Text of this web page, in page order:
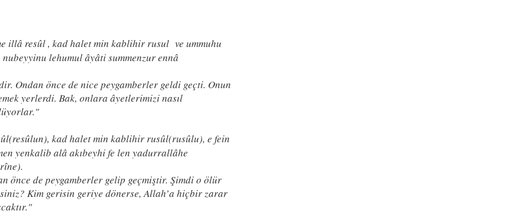
illâ resûl , kad halet min kablihir rusul ve ummuhu
lehumul âyâti summenzur ennâ
Ondan önce de nice peygamberler geldi geçti. Onun
yerlerdi. Bak, onlara âyetlerimizi nasıl
kad halet min kablihir rusûl(rusûlu), e fein
yenkalib alâ akıbeyhi fe len yadurrallâhe
önce de peygamberler gelip geçmiştir. Şimdi o ölür
Kim gerisin geriye dönerse, Allah’a hiçbir zarar